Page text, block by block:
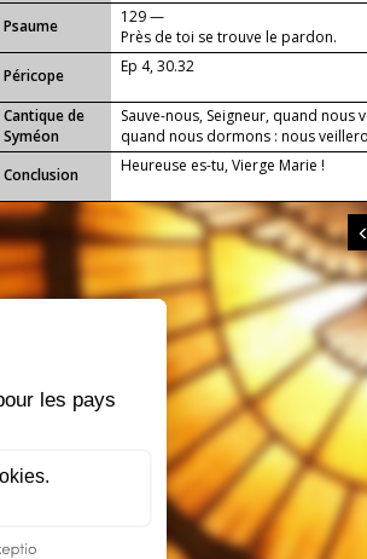
Psaume
129 —
Près de toi se trouve le pardon.
Péricope
Ep 4, 30.32
Cantique de
Syméon
Sauve-nous, Seigneur, quand nous
quand nous dormons : nous
Conclusion
Heureuse es-tu, Vierge Marie !